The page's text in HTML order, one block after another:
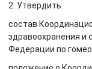
2. Утвердить:
состав
здравоохранения и
Федерации по